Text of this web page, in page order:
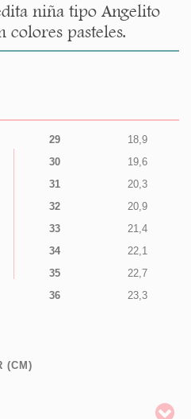
niña tipo Angelito
colores pasteles.
29
18,9
30
19,6
31
20,3
32
20,9
33
21,4
34
22,1
35
22,7
36
23,3
(CM)